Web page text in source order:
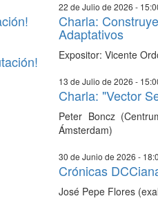
22 de Julio de 2026 -
Charla:
Adaptativos
Expositor: Vicente
13 de Julio de 2026 -
Charla: "Vector
Peter Boncz
Ámsterdam)
30 de Junio de 2026 -
Crónicas
José Pepe Flores